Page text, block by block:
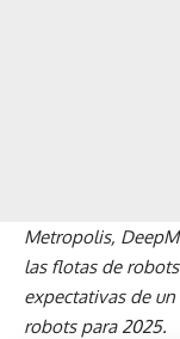
Metropolis,
las flotas de
expectativas de
robots para 2025.